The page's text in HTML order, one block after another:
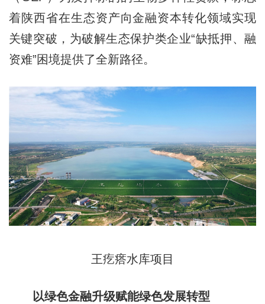
着陕西省在生态资产向金融资本转化领域实现
关键突破，为破解生态保护类企业“缺抵押、融
资难”困境提供了全新路径。
王疙瘩水库项目
以绿色金融升级赋能绿色发展转型